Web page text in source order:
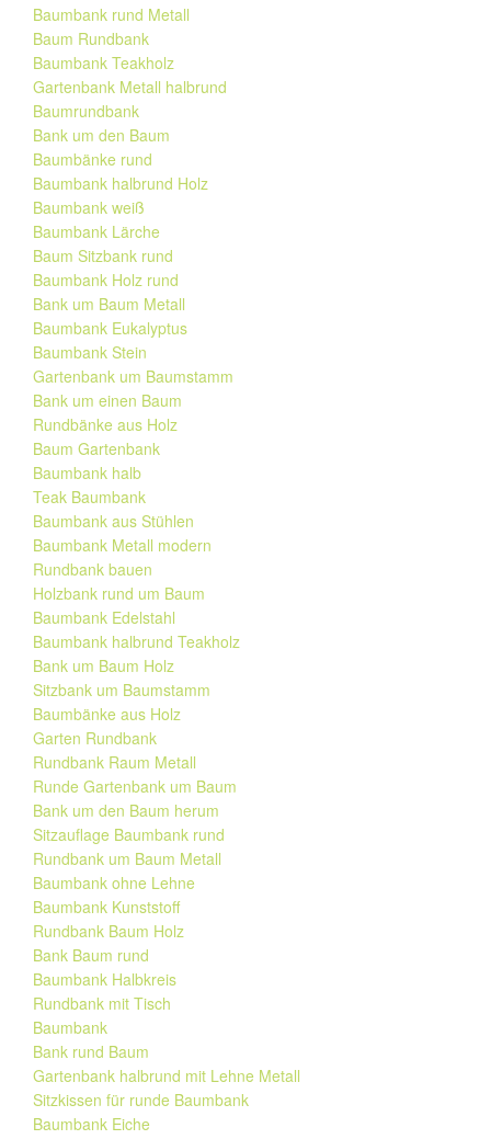
Baumbank rund Metall
Baum Rundbank
Baumbank Teakholz
Gartenbank Metall halbrund
Baumrundbank
Bank um den Baum
Baumbänke rund
Baumbank halbrund Holz
Baumbank weiß
Baumbank Lärche
Baum Sitzbank rund
Baumbank Holz rund
Bank um Baum Metall
Baumbank Eukalyptus
Baumbank Stein
Gartenbank um Baumstamm
Bank um einen Baum
Rundbänke aus Holz
Baum Gartenbank
Baumbank halb
Teak Baumbank
Baumbank aus Stühlen
Baumbank Metall modern
Rundbank bauen
Holzbank rund um Baum
Baumbank Edelstahl
Baumbank halbrund Teakholz
Bank um Baum Holz
Sitzbank um Baumstamm
Baumbänke aus Holz
Garten Rundbank
Rundbank Raum Metall
Runde Gartenbank um Baum
Bank um den Baum herum
Sitzauflage Baumbank rund
Rundbank um Baum Metall
Baumbank ohne Lehne
Baumbank Kunststoff
Rundbank Baum Holz
Bank Baum rund
Baumbank Halbkreis
Rundbank mit Tisch
Baumbank
Bank rund Baum
Gartenbank halbrund mit Lehne Metall
Sitzkissen für runde Baumbank
Baumbank Eiche